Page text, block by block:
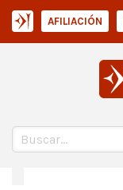
AFILIACIÓN